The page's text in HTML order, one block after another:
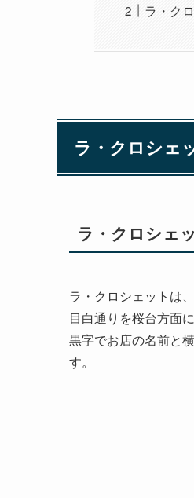
ラ・ク
ラ・クロシェ
ラ・クロシェ
ラ・クロシェットは
目白通りを桜台方面
黒字でお店の名前と
す。